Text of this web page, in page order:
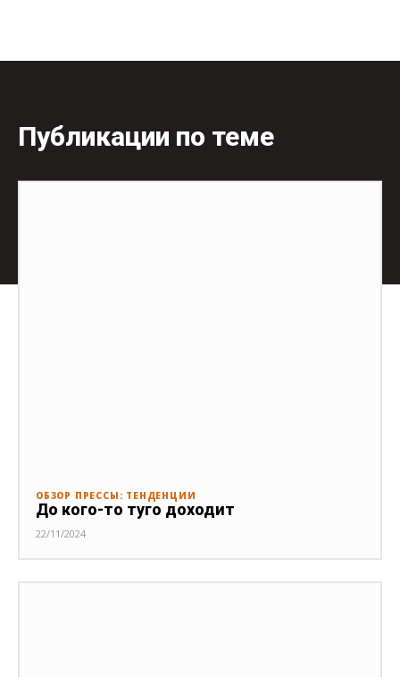
Публикации по теме
ОБЗОР ПРЕССЫ: ТЕНДЕНЦИИ
До кого-то туго доходит
22/11/2024